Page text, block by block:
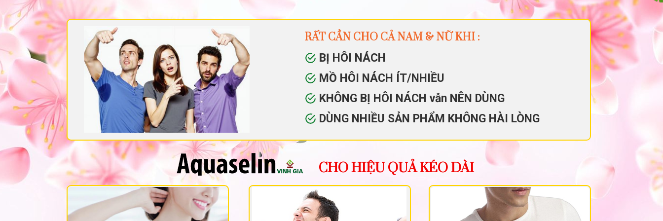
RẤT CẦN CHO CẢ NAM & NỮ KHI :
BỊ HÔI NÁCH
MỒ HÔI NÁCH ÍT/NHIỀU
KHÔNG BỊ HÔI NÁCH vẫn NÊN DÙNG
DÙNG NHIỀU SẢN PHẨM KHÔNG HÀI LÒNG
CHO HIỆU QUẢ KÉO DÀI